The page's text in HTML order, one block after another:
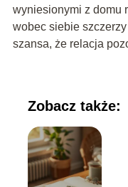
wyniesionymi z domu
wobec siebie
szansa, że relacja
Zobacz także: